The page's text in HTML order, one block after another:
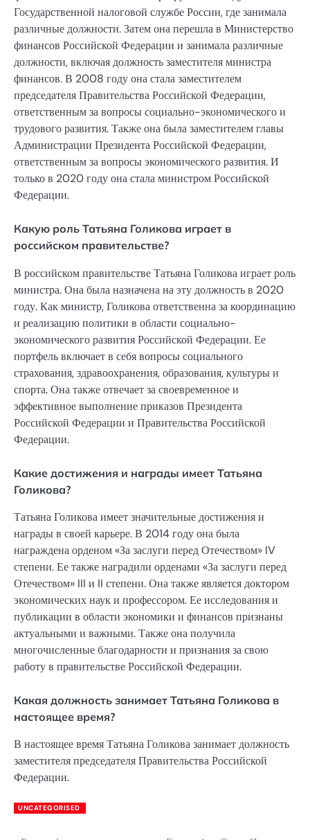
Государственной налоговой службе России, где занимала
различные должности. Затем она перешла в Министерство
финансов Российской Федерации и занимала различные
должности, включая должность заместителя министра
финансов. В 2008 году она стала заместителем
председателя Правительства Российской Федерации,
ответственным за вопросы социально-экономического и
трудового развития. Также она была заместителем главы
Администрации Президента Российской Федерации,
ответственным за вопросы экономического развития. И
только в 2020 году она стала министром Российской
Федерации.
Какую роль Татьяна Голикова играет в
российском правительстве?
В российском правительстве Татьяна Голикова играет роль
министра. Она была назначена на эту должность в 2020
году. Как министр, Голикова ответственна за координацию
и реализацию политики в области социально-
экономического развития Российской Федерации. Ее
портфель включает в себя вопросы социального
страхования, здравоохранения, образования, культуры и
спорта. Она также отвечает за своевременное и
эффективное выполнение приказов Президента
Российской Федерации и Правительства Российской
Федерации.
Какие достижения и награды имеет Татьяна
Голикова?
Татьяна Голикова имеет значительные достижения и
награды в своей карьере. В 2014 году она была
награждена орденом «За заслуги перед Отечеством» IV
степени. Ее также наградили орденами «За заслуги перед
Отечеством» III и II степени. Она также является доктором
экономических наук и профессором. Ее исследования и
публикации в области экономики и финансов признаны
актуальными и важными. Также она получила
многочисленные благодарности и признания за свою
работу в правительстве Российской Федерации.
Какая должность занимает Татьяна Голикова в
настоящее время?
В настоящее время Татьяна Голикова занимает должность
заместителя председателя Правительства Российской
Федерации.
UNCATEGORISED